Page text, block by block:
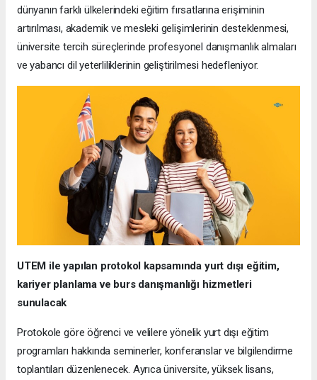
dünyanın farklı ülkelerindeki eğitim fırsatlarına erişiminin
artırılması, akademik ve mesleki gelişimlerinin desteklenmesi,
üniversite tercih süreçlerinde profesyonel danışmanlık almaları
ve yabancı dil yeterliliklerinin geliştirilmesi hedefleniyor.
UTEM ile yapılan protokol kapsamında yurt dışı eğitim,
kariyer planlama ve burs danışmanlığı hizmetleri
sunulacak
Protokole göre öğrenci ve velilere yönelik yurt dışı eğitim
programları hakkında seminerler, konferanslar ve bilgilendirme
toplantıları düzenlenecek. Ayrıca üniversite, yüksek lisans,